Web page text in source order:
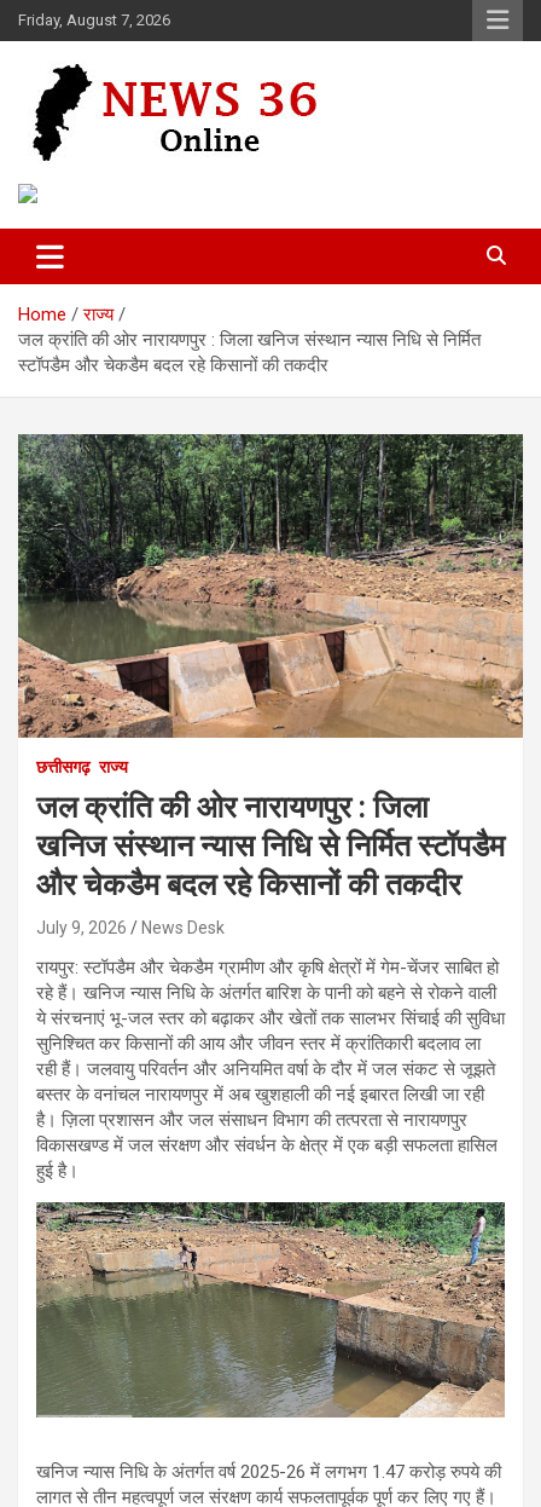
Skip
to
Friday, August 7, 2026
News 36
Home
राज्य
जल क्रांति की ओर नारायणपुर : जिला खनिज संस्थान न्यास निधि से निर्मित
स्टॉपडैम और चेकडैम बदल रहे किसानों की तकदीर
छत्तीसगढ़ राज्य
जल क्रांति की ओर नारायणपुर : जिला
खनिज संस्थान न्यास निधि से निर्मित स्टॉपडैम
और चेकडैम बदल रहे किसानों की तकदीर
July 9, 2026 News Desk
​रायपुर: स्टॉपडैम और चेकडैम ग्रामीण और कृषि क्षेत्रों में गेम-चेंजर साबित हो
रहे हैं। ​खनिज न्यास निधि के अंतर्गत बारिश के पानी को बहने से रोकने वाली
ये संरचनाएं भू-जल स्तर को बढ़ाकर और खेतों तक सालभर सिंचाई की सुविधा
सुनिश्चित कर किसानों की आय और जीवन स्तर में क्रांतिकारी बदलाव ला
रही हैं। जलवायु परिवर्तन और अनियमित वर्षा के दौर में जल संकट से जूझते
बस्तर के वनांचल नारायणपुर में अब खुशहाली की नई इबारत लिखी जा रही
है। ज़िला प्रशासन और जल संसाधन विभाग की तत्परता से नारायणपुर
विकासखण्ड में जल संरक्षण और संवर्धन के क्षेत्र में एक बड़ी सफलता हासिल
हुई है।
​खनिज न्यास निधि के अंतर्गत वर्ष 2025-26 में लगभग 1.47 करोड़ रुपये की
लागत से तीन महत्वपूर्ण जल संरक्षण कार्य सफलतापूर्वक पूर्ण कर लिए गए हैं।